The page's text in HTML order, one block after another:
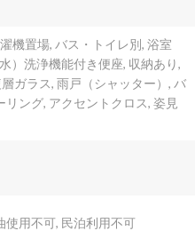
機置場, バス・トイレ別, 浴室
）洗浄機能付き便座, 収納あり,
ガラス, 雨戸（シャッター）, バ
ング, アクセントクロス, 姿見
使用不可, 民泊利用不可